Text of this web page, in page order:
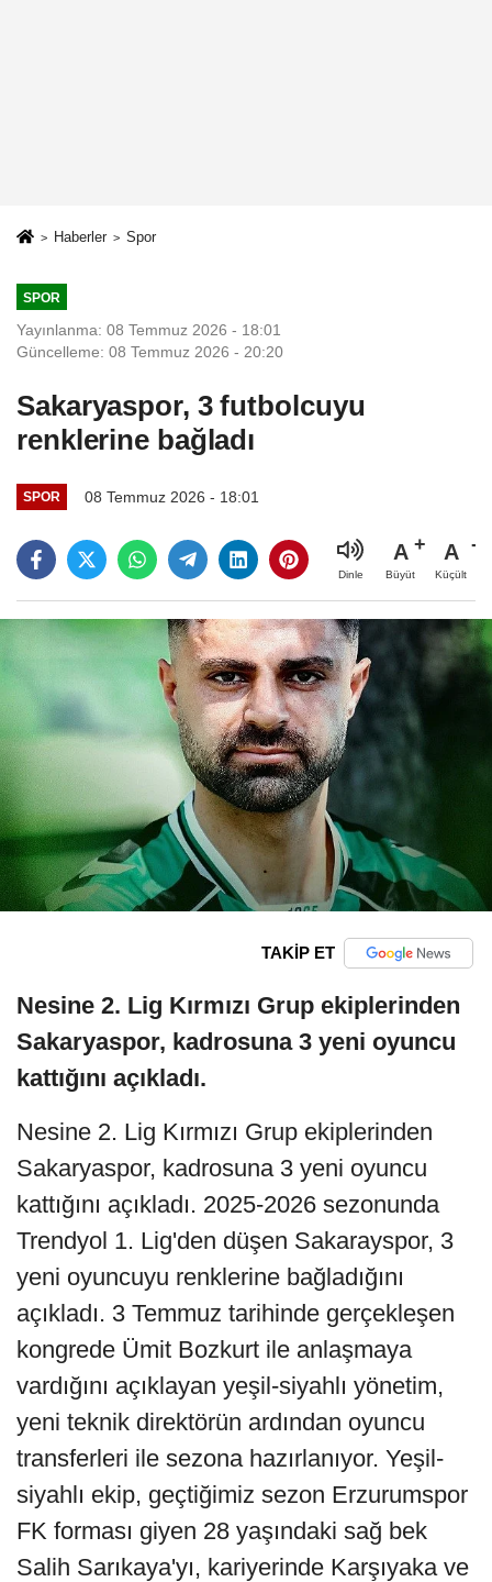
Haberler Spor
SPOR
Yayınlanma: 08 Temmuz 2026 - 18:01
Güncelleme: 08 Temmuz 2026 - 20:20
Sakaryaspor, 3 futbolcuyu
renklerine bağladı
SPOR 08 Temmuz 2026 - 18:01
Dinle
A
Büyüt
A
Küçült
TAKİP ET
Nesine 2. Lig Kırmızı Grup ekiplerinden
Sakaryaspor, kadrosuna 3 yeni oyuncu
kattığını açıkladı.
Nesine 2. Lig Kırmızı Grup ekiplerinden
Sakaryaspor, kadrosuna 3 yeni oyuncu
kattığını açıkladı. 2025-2026 sezonunda
Trendyol 1. Lig'den düşen Sakarayspor, 3
yeni oyuncuyu renklerine bağladığını
açıkladı. 3 Temmuz tarihinde gerçekleşen
kongrede Ümit Bozkurt ile anlaşmaya
vardığını açıklayan yeşil-siyahlı yönetim,
yeni teknik direktörün ardından oyuncu
transferleri ile sezona hazırlanıyor. Yeşil-
siyahlı ekip, geçtiğimiz sezon Erzurumspor
FK forması giyen 28 yaşındaki sağ bek
Salih Sarıkaya'yı, kariyerinde Karşıyaka ve